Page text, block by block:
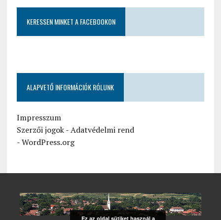
KERESSEN MINKET A FACEBOOKON
ALAPVETŐ INFORMÁCIÓK RÓLUNK
Impresszum
Szerzői jogok-Adatvédelmi rend
-WordPress.org
Ez az oldal sütiket használ a